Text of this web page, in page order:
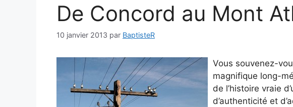
De Concord au Mont
10 janvier 2013 par BaptisteR
Vous souvenez-
magnifique long-
de l’histoire vraie
d’authenticité et